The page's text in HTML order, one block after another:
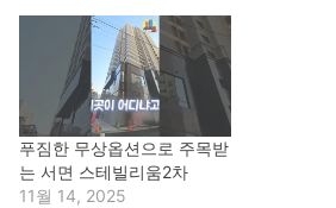
푸짐한 무상옵션으로 주목받
는 서면 스테빌리움2차
11월 14, 2025